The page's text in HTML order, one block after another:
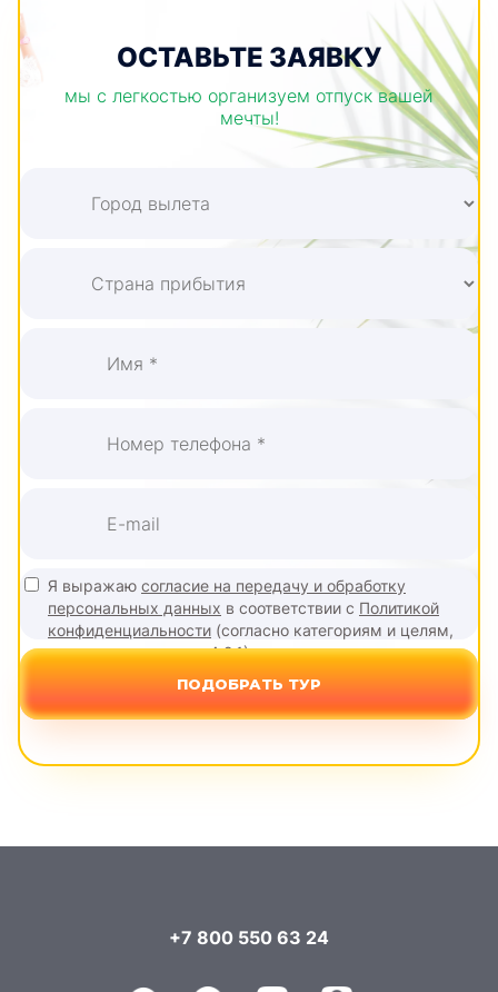
ОСТАВЬТЕ ЗАЯВКУ
мы с легкостью организуем отпуск вашей
мечты!
Я выражаю согласие на передачу и обработку
персональных данных в соответствии с Политикой
конфиденциальности (согласно категориям и целям,
поименованным в п. 4.2.1)
ПОДОБРАТЬ ТУР
+7 800 550 63 24